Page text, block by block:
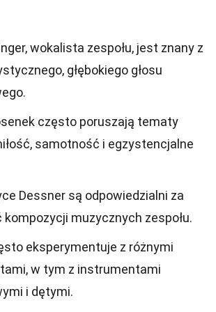
wokalista zespołu, jest znany z
głębokiego głosu
często poruszają tematy
samotność i egzystencjalne
Dessner są odpowiedzialni za
muzycznych zespołu.
eksperymentuje z różnymi
w tym z instrumentami
i dętymi.